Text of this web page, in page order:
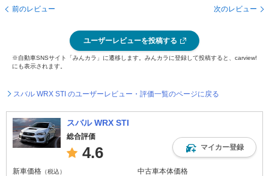
前のレビュー 次のレビュー
ユーザーレビューを投稿する
※自動車SNSサイト「みんカラ」に遷移します。みんカラに登録して投稿すると、carview!
にも表示されます。
スバル WRX STI のユーザーレビュー・評価一覧のページに戻る
スバル WRX STI
総合評価
4.6 マイカー登録
新車価格 （税込） 中古車本体価格